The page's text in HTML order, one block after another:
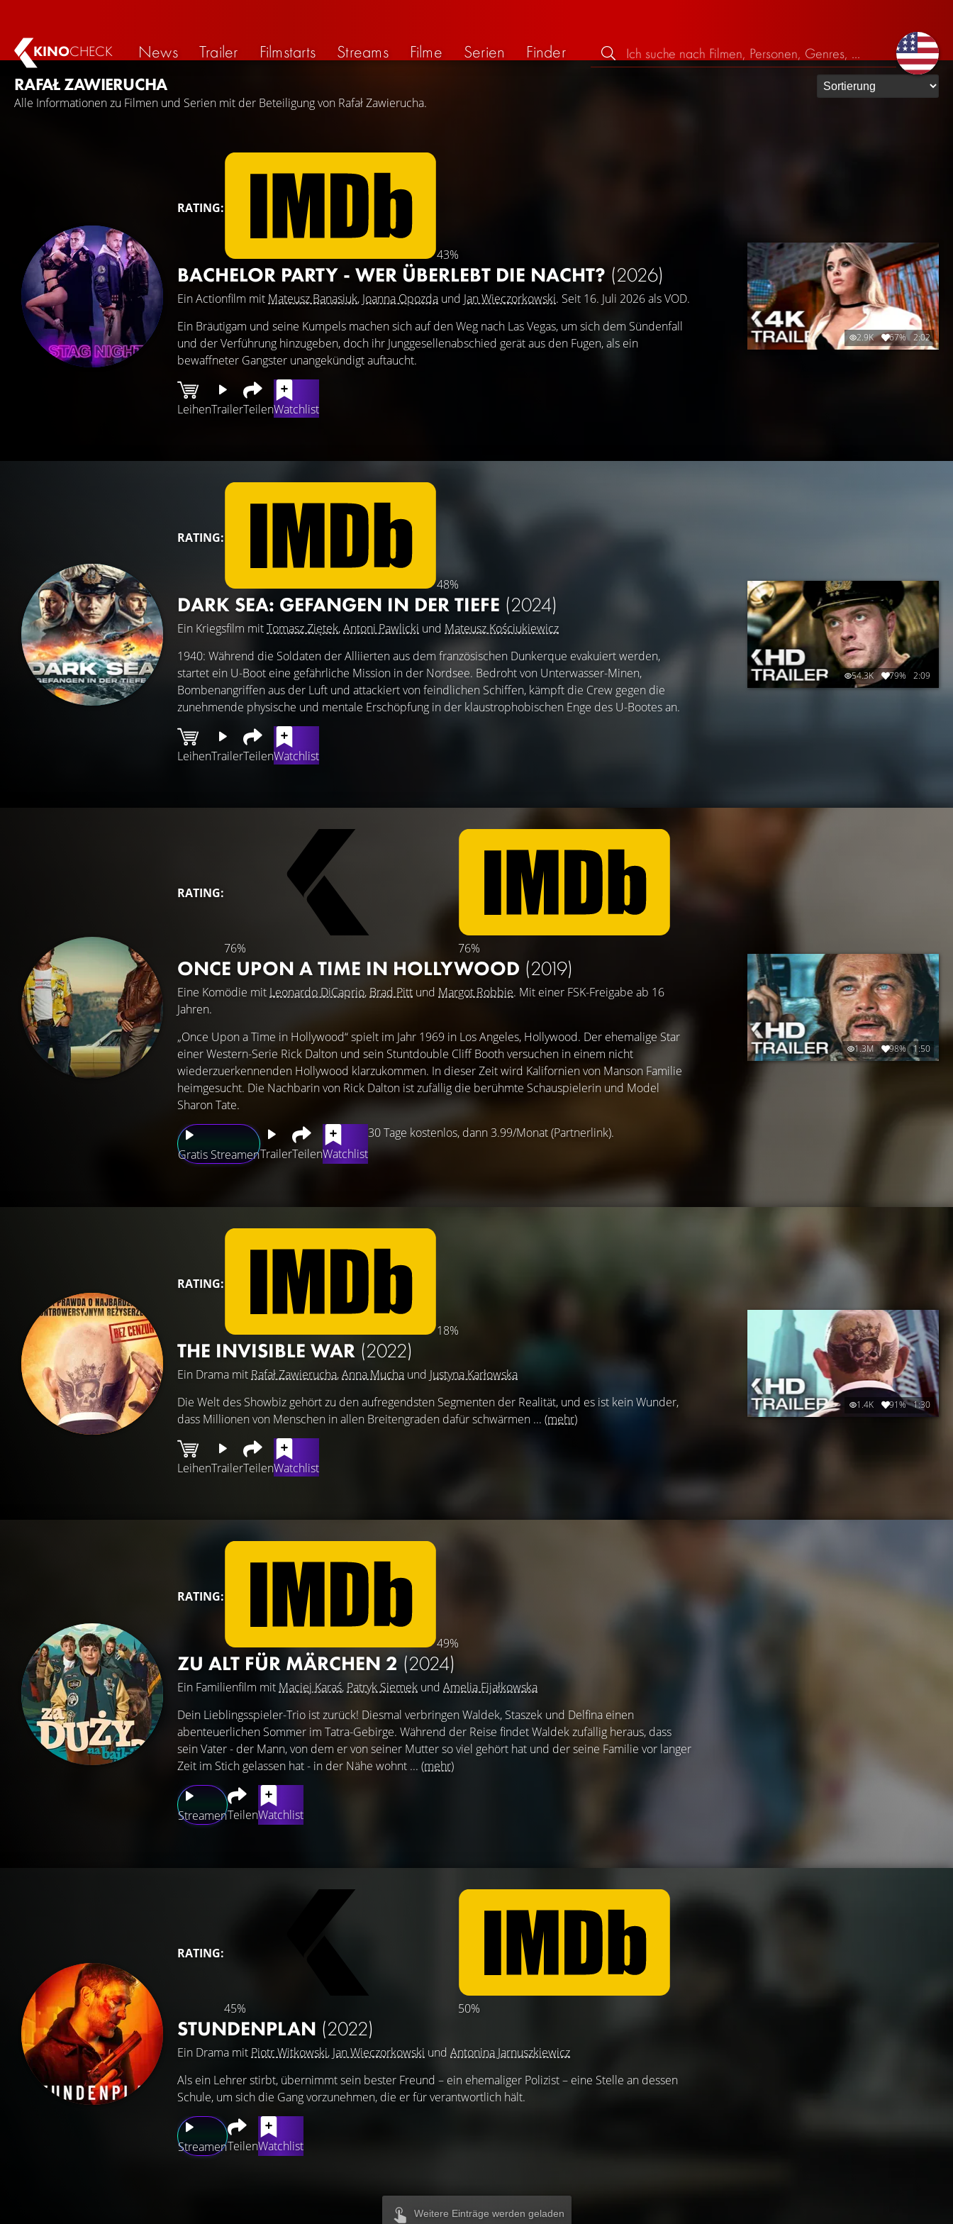
KINOCHECK News Trailer Filmstarts Streams Filme Serien
Finder
RAFAŁ ZAWIERUCHA
Alle Informationen zu Filmen und Serien mit der Beteiligung von Rafał Zawierucha.
RATING:
43%
BACHELOR PARTY - WER ÜBERLEBT DIE NACHT? (2026)
Ein Actionfilm mit Mateusz Banasiuk, Joanna Opozda und Jan Wieczorkowski. Seit 16. Juli 2026 als VOD.
LeihenTrailerTeilenWatchlist
Ein Bräutigam und seine Kumpels machen sich auf den Weg nach Las Vegas, um sich dem Sündenfall
und der Verführung hinzugeben, doch ihr Junggesellenabschied gerät aus den Fugen, als ein
bewaffneter Gangster unangekündigt auftaucht.
2.9K 67% 2:02
RATING:
48%
DARK SEA: GEFANGEN IN DER TIEFE (2024)
Ein Kriegsfilm mitTomasz Ziętek,Antoni Pawlicki und Mateusz Kościukiewicz
LeihenTrailerTeilenWatchlist
1940: Während die Soldaten der Alliierten aus dem französischen Dunkerque evakuiert werden,
startet ein U-Boot eine gefährliche Mission in der Nordsee. Bedroht von Unterwasser-Minen,
Bombenangriffen aus der Luft und attackiert von feindlichen Schiffen, kämpft die Crew gegen die
zunehmende physische und mentale Erschöpfung in der klaustrophobischen Enge des U-Bootes an.
54.3K 79% 2:09
RATING:
76% 76%
ONCE UPON A TIME IN HOLLYWOOD (2019)
Eine Komödie mit Leonardo DiCaprio, Brad Pitt und Margot Robbie. Mit einer FSK-Freigabe ab 16
Jahren.
Gratis StreamenTrailerTeilenWatchlist
30 Tage kostenlos, dann 3.99/Monat (Partnerlink).
„Once Upon a Time in Hollywood“ spielt im Jahr 1969 in Los Angeles, Hollywood. Der ehemalige Star
einer Western-Serie Rick Dalton und sein Stuntdouble Cliff Booth versuchen in einem nicht
wiederzuerkennenden Hollywood klarzukommen. In dieser Zeit wird Kalifornien von Manson Familie
heimgesucht. Die Nachbarin von Rick Dalton ist zufällig die berühmte Schauspielerin und Model
Sharon Tate.
1.3M 98% 1:50
RATING:
18%
THE INVISIBLE WAR (2022)
Ein Drama mit Rafał Zawierucha,Anna Mucha und Justyna Karłowska
LeihenTrailerTeilenWatchlist
Die Welt des Showbiz gehört zu den aufregendsten Segmenten der Realität, und es ist kein Wunder,
dass Millionen von Menschen in allen Breitengraden dafür schwärmen ... (mehr)
1.4K 91% 1:30
RATING:
49%
ZU ALT FÜR MÄRCHEN 2(2024)
Ein Familienfilm mit Maciej Karaś, Patryk Siemek und Amelia Fijałkowska
StreamenTeilenWatchlist
Dein Lieblingsspieler-Trio ist zurück! Diesmal verbringen Waldek, Staszek und Delfina einen
abenteuerlichen Sommer im Tatra-Gebirge. Während der Reise findet Waldek zufällig heraus, dass
sein Vater - der Mann, von dem er von seiner Mutter so viel gehört hat und der seine Familie vor langer
Zeit im Stich gelassen hat - in der Nähe wohnt ... (mehr)
RATING:
45% 50%
STUNDENPLAN (2022)
Ein Drama mit Piotr Witkowski, Jan Wieczorkowski und Antonina Jarnuszkiewicz
StreamenTeilenWatchlist
Als ein Lehrer stirbt, übernimmt sein bester Freund – ein ehemaliger Polizist – eine Stelle an dessen
Schule, um sich die Gang vorzunehmen, die er für verantwortlich hält.
Weitere Einträge werden geladen